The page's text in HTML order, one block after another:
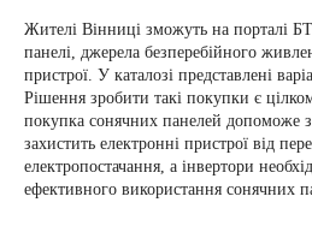
Жителі Вінниці зможуть на порталі
панелі, джерела безперебійного
пристрої. У каталозі представлені
Рішення зробити такі покупки є
покупка сонячних панелей
захистить електронні пристрої від
електропостачання, а інвертори
ефективного використання сонячних